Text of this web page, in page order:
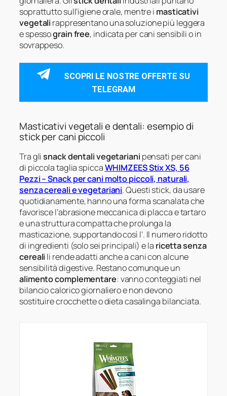
soprattutto sull’igiene orale, mentre i masticativi
vegetali rappresentano una soluzione più leggera
e spessograin free, indicata per cani sensibili o in
sovrappeso.
SCOPRI LE NOSTRE OFFERTE SU
TELEGRAM
Masticativi vegetali e dentali: esempio di
stick per cani piccoli
Tra glisnack dentali vegetariani pensati per cani
di piccola taglia spiccaWHIMZEES Stix XS, 56
Pezzi – Snack per cani molto piccoli, naturali,
senza cereali e vegetariani. Questi stick, da usare
quotidianamente, hanno una forma scanalata che
favorisce l’abrasione meccanica di placca e tartaro
e una struttura compatta che prolunga la
masticazione, supportando così l’. Il numero ridotto
di ingredienti (solo sei principali) e la ricetta senza
cereali li rende adatti anche a cani con alcune
sensibilità digestive. Restano comunque un
alimento complementare: vanno conteggiati nel
bilancio calorico giornaliero e non devono
sostituire crocchette o dieta casalinga bilanciata.